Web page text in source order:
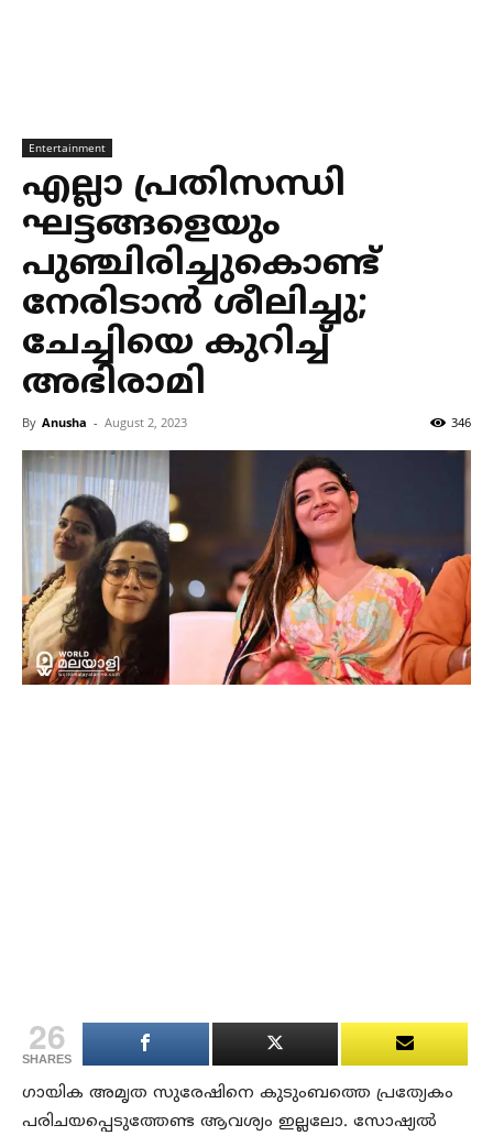
Entertainment
എല്ലാ പ്രതിസന്ധി
ഘട്ടങ്ങളെയും
പുഞ്ചിരിച്ചുകൊണ്ട്
നേരിടാന്‍ ശീലിച്ചു;
ചേച്ചിയെ കുറിച്ച്
അഭിരാമി
By Anusha - August 2, 2023 346
26
SHARES
ഗായിക അമൃത സുരേഷിനെ കുടുംബത്തെ പ്രത്യേകം
പരിചയപ്പെടുത്തേണ്ട ആവശ്യം ഇല്ലലോ. സോഷ്യല്‍